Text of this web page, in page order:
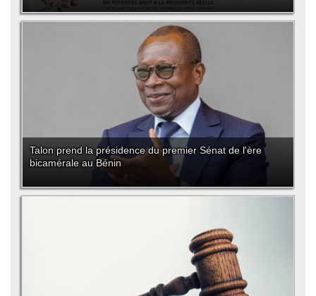
Talon prend la présidence du premier Sénat de l'ère
bicamérale au Bénin